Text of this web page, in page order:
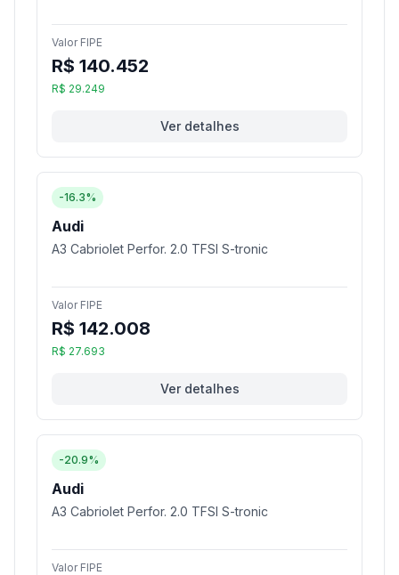
Valor FIPE
R$ 140.452
R$ 29.249
Ver detalhes
-16.3%
Audi
A3 Cabriolet Perfor. 2.0 TFSI S-tronic
Valor FIPE
R$ 142.008
R$ 27.693
Ver detalhes
-20.9%
Audi
A3 Cabriolet Perfor. 2.0 TFSI S-tronic
Valor FIPE